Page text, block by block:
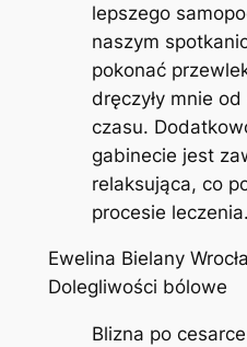
lepszego
naszym
pokonać
dręczyły mnie od
czasu.
gabinecie jest
relaksująca, co
procesie leczenia.
Ewelina Bielany
Dolegliwości bólowe
Blizna po